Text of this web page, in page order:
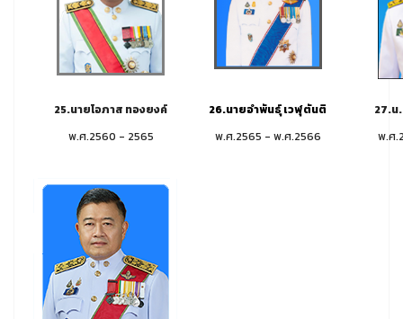
25.นายโอภาส ทองยงค์ 26.นายอำพันธุ์ เวฬุตันติ
27.
พ.ศ.2560 - 2565
พ.ศ.2565 - พ.ศ.2566 พ.ศ